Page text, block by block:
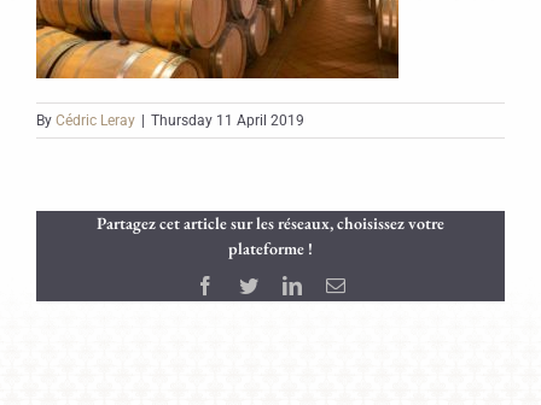
By Cédric Leray Thursday 11 April 2019
Partagez cet article sur les réseaux, choisissez votre
plateforme !
Facebook
TwitterLinkedInEmail